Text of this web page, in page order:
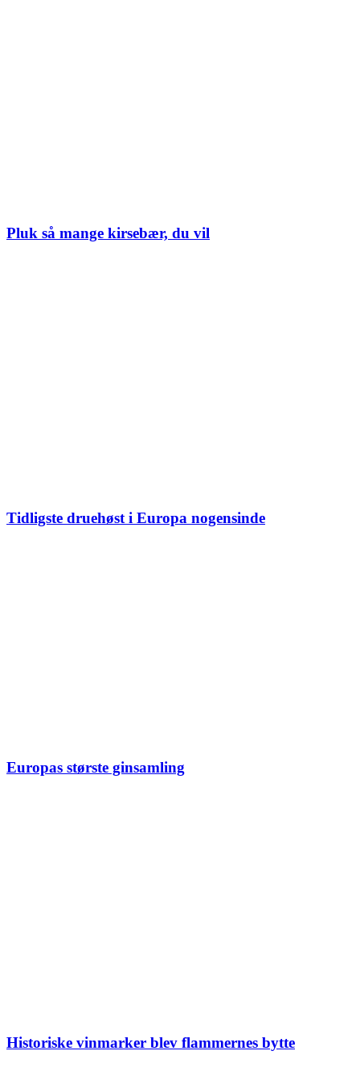
Pluk så mange kirsebær, du vil
Tidligste druehøst i Europa nogensinde
Europas største ginsamling
Historiske vinmarker blev flammernes bytte